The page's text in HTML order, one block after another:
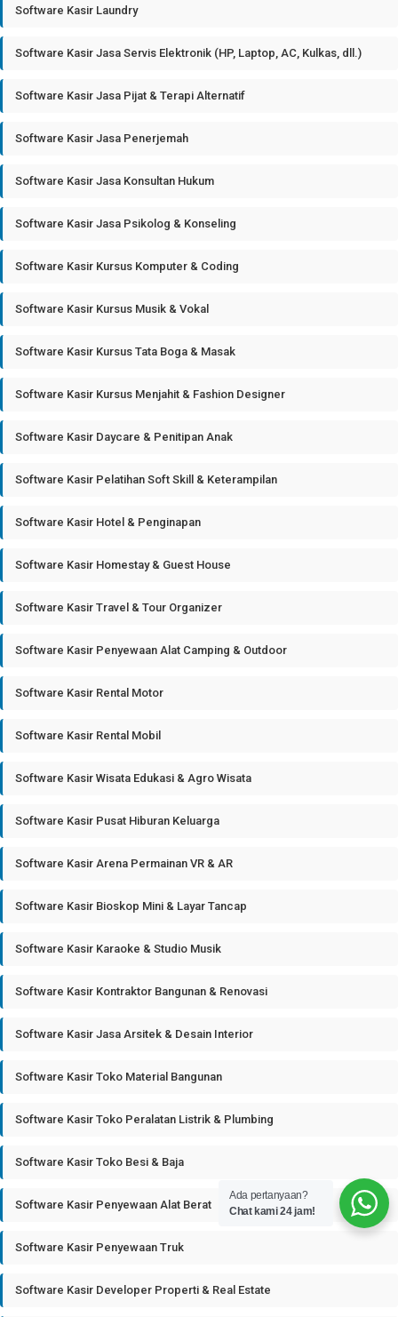
Software Kasir Laundry
Software Kasir Jasa Servis Elektronik (HP, Laptop, AC, Kulkas, dll.)
Software Kasir Jasa Pijat & Terapi Alternatif
Software Kasir Jasa Penerjemah
Software Kasir Jasa Konsultan Hukum
Software Kasir Jasa Psikolog & Konseling
Software Kasir Kursus Komputer & Coding
Software Kasir Kursus Musik & Vokal
Software Kasir Kursus Tata Boga & Masak
Software Kasir Kursus Menjahit & Fashion Designer
Software Kasir Daycare & Penitipan Anak
Software Kasir Pelatihan Soft Skill & Keterampilan
Software Kasir Hotel & Penginapan
Software Kasir Homestay & Guest House
Software Kasir Travel & Tour Organizer
Software Kasir Penyewaan Alat Camping & Outdoor
Software Kasir Rental Motor
Software Kasir Rental Mobil
Software Kasir Wisata Edukasi & Agro Wisata
Software Kasir Pusat Hiburan Keluarga
Software Kasir Arena Permainan VR & AR
Software Kasir Bioskop Mini & Layar Tancap
Software Kasir Karaoke & Studio Musik
Software Kasir Kontraktor Bangunan & Renovasi
Software Kasir Jasa Arsitek & Desain Interior
Software Kasir Toko Material Bangunan
Software Kasir Toko Peralatan Listrik & Plumbing
Software Kasir Toko Besi & Baja
Software Kasir Penyewaan Alat Berat
Software Kasir Penyewaan Truk
Software Kasir Developer Properti & Real Estate
Ada pertanyaan?
Chat kami 24 jam!